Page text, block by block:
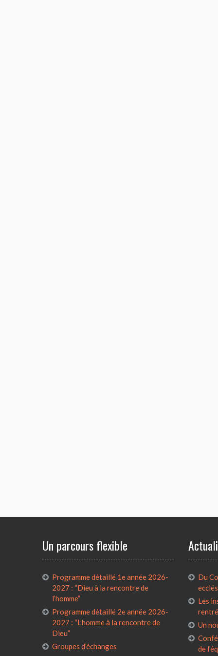
Un parcours flexible
Programme détaillé 1e année 2026-
2027 : “Dieu à la rencontre de
l’homme”
Programme détaillé 2e année 2026-
2027 : “L’homme à la rencontre de
Dieu”
Groupes d’échanges
Du
Les
Un
de